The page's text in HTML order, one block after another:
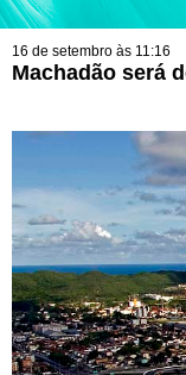
16 de setembro às 11:16
Machadão será